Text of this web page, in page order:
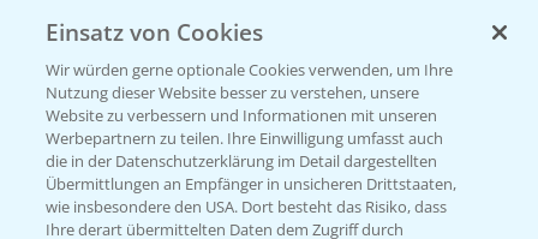
Beratung auf WhatsApp
T.+49 (0)174 346 564 1
KONTAKT
Hilfe in Notfällen
Einsatz von Cookies
Wir würden gerne optionale Cookies verwenden, um Ihre
Nutzung dieser Website besser zu verstehen, unsere
Website zu verbessern und Informationen mit unseren
Werbepartnern zu teilen. Ihre Einwilligung umfasst auch
die in der Datenschutzerklärung im Detail dargestellten
Übermittlungen an Empfänger in unsicheren Drittstaaten,
wie insbesondere den USA. Dort besteht das Risiko, dass
Ihre derart übermittelten Daten dem Zugriff durch